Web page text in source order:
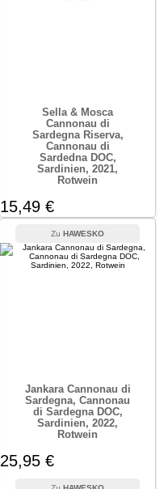
Sella & Mosca
Cannonau di
Sardegna Riserva,
Cannonau di
Sardedna DOC,
Sardinien, 2021,
Rotwein
15,49 €
HAWESKO
Jankara Cannonau di
Sardegna, Cannonau
di Sardegna DOC,
Sardinien, 2022,
Rotwein
25,95 €